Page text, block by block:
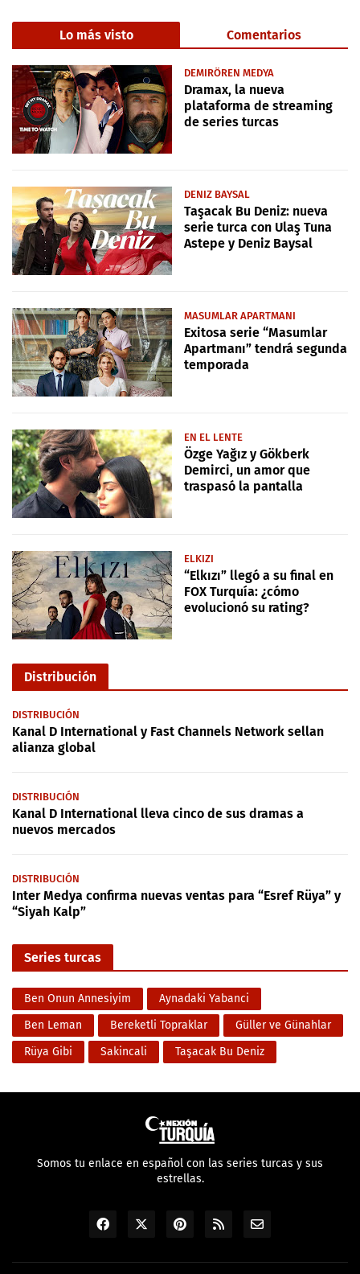
Lo más visto Comentarios
DEMIRÖREN MEDYA
Dramax, la nueva
plataforma de streaming
de series turcas
DENIZ BAYSAL
Taşacak Bu Deniz: nueva
serie turca con Ulaş Tuna
Astepe y Deniz Baysal
MASUMLAR APARTMANI
Exitosa serie “Masumlar
Apartmanı” tendrá segunda
temporada
EN EL LENTE
Özge Yağız y Gökberk
Demirci, un amor que
traspasó la pantalla
ELKIZI
“Elkızı” llegó a su final en
FOX Turquía: ¿cómo
evolucionó su rating?
Distribución
DISTRIBUCIÓN
Kanal D International y Fast Channels Network sellan
alianza global
DISTRIBUCIÓN
Kanal D International lleva cinco de sus dramas a
nuevos mercados
DISTRIBUCIÓN
Inter Medya confirma nuevas ventas para “Esref Rüya” y
“Siyah Kalp”
Series turcas
Ben Onun Annesiyim
Aynadaki Yabanci
Ben Leman
Bereketli Topraklar
Güller ve Günahlar
Rüya Gibi
Sakincali Taşacak Bu Deniz
Somos tu enlace en español con las series turcas y sus
estrellas.